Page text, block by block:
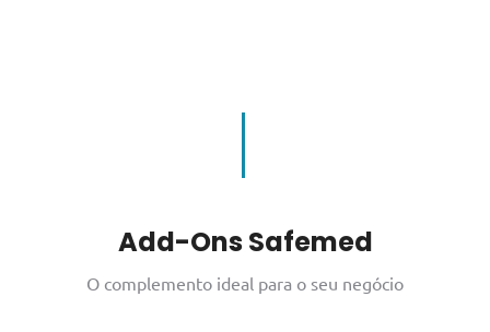
Add-Ons Safemed
O complemento ideal para o seu negócio